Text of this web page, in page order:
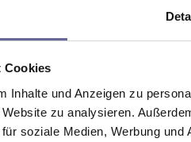
Cookies
Inhalte und Anzeigen zu
zu analysieren.
soziale Medien, Werbung
bei 15 %
Peltier-Element
proaktive Massnahme